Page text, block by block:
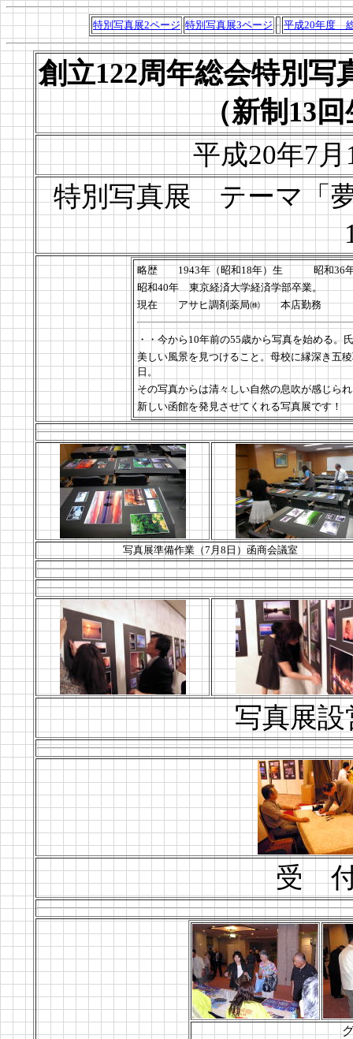
特別写真展2ページ 特別写真展3ページ 平成20年度
創立122周年総会特
（新制13回
平成20年7
特別写真展 テーマ「
略歴 1943年（昭和18年）生 昭和36年
昭和40年 東京経済大学経済学部卒業。
現在 アサヒ調剤薬局㈱ 本店勤務
・・今から10年前の55歳から写真を始める。
美しい風景を見つけること。母校に縁深き五
日。
その写真からは清々しい自然の息吹が感じら
新しい函館を発見させてくれる写真展です！
写真展準備作業（7月8日）函商会議室
写真展設
受 付